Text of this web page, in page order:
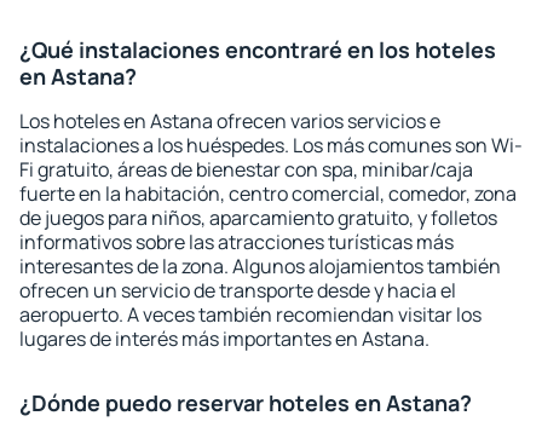
¿Qué instalaciones encontraré en los hoteles
en Astana?
Los hoteles en Astana ofrecen varios servicios e
instalaciones a los huéspedes. Los más comunes son Wi-
Fi gratuito, áreas de bienestar con spa, minibar/caja
fuerte en la habitación, centro comercial, comedor, zona
de juegos para niños, aparcamiento gratuito, y folletos
informativos sobre las atracciones turísticas más
interesantes de la zona. Algunos alojamientos también
ofrecen un servicio de transporte desde y hacia el
aeropuerto. A veces también recomiendan visitar los
lugares de interés más importantes en Astana.
¿Dónde puedo reservar hoteles en Astana?